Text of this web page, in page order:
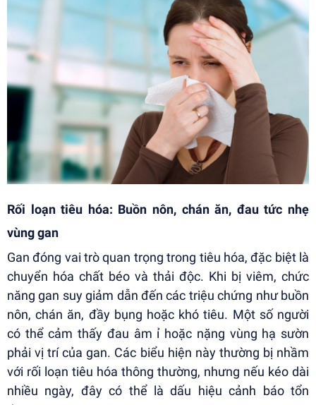
Rối loạn tiêu hóa: Buồn nôn, chán ăn, đau tức nhẹ
vùng gan
Gan đóng vai trò quan trọng trong tiêu hóa, đặc biệt là
chuyển hóa chất béo và thải độc. Khi bị viêm, chức
năng gan suy giảm dẫn đến các triệu chứng như buồn
nôn, chán ăn, đầy bụng hoặc khó tiêu. Một số người
có thể cảm thấy đau âm ỉ hoặc nặng vùng hạ sườn
phải vị trí của gan. Các biểu hiện này thường bị nhầm
với rối loạn tiêu hóa thông thường, nhưng nếu kéo dài
nhiều ngày, đây có thể là dấu hiệu cảnh báo tổn